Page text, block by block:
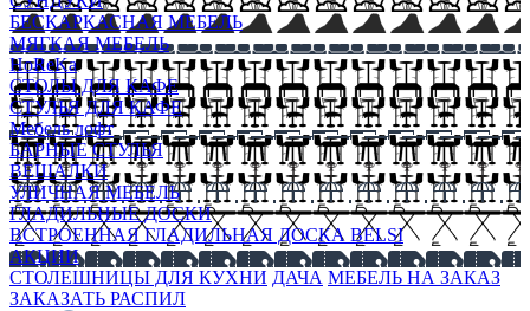
БЕСКАРКАСНАЯ МЕБЕЛЬ
МЯГКАЯ МЕБЕЛЬ
HoReKa
СТОЛЫ ДЛЯ КАФЕ
СТУЛЬЯ ДЛЯ КАФЕ
Мебель лофт
БАРНЫЕ СТУЛЬЯ
ВЕШАЛКИ
УЛИЧНАЯ МЕБЕЛЬ
ГЛАДИЛЬНЫЕ ДОСКИ
ВСТРОЕННАЯ ГЛАДИЛЬНАЯ ДОСКА BELSI
АКЦИИ
СТОЛЕШНИЦЫ ДЛЯ КУХНИ ДАЧА МЕБЕЛЬ НА ЗАКАЗ
ЗАКАЗАТЬ РАСПИЛ